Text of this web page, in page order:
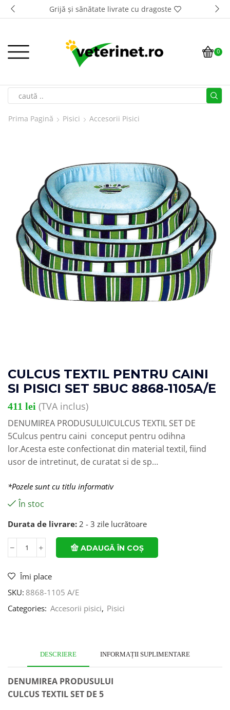
Transport GRATUIT la comenzi de peste 500 lei*
0
Prima Pagină Pisici Accesorii Pisici
CULCUS TEXTIL PENTRU CAINI
SI PISICI SET 5BUC 8868-1105A/E
411 lei (TVA inclus)
DENUMIREA PRODUSULUICULCUS TEXTIL SET DE
5Culcus pentru caini conceput pentru odihna
lor.Acesta este confectionat din material textil, fiind
usor de intretinut, de curatat si de sp…
*Pozele sunt cu titlu informativ
În stoc
Durata de livrare: 2 - 3 zile lucrătoare
ADAUGĂ ÎN COȘ
Îmi place
SKU: 8868-1105 A/E
Categories: Accesorii pisici, Pisici
DESCRIERE INFORMAȚII SUPLIMENTARE
DENUMIREA PRODUSULUI
CULCUS TEXTIL SET DE 5